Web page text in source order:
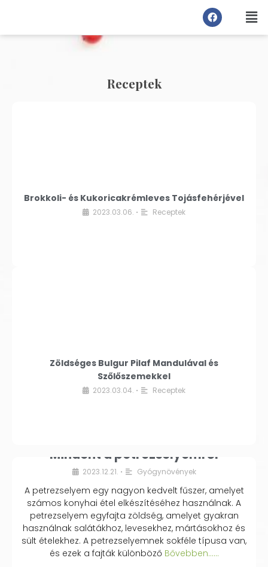
Receptek
Brokkoli- és Kukoricakrémleves Tojásfehérjével
2023.03.06. • Receptek
Zöldséges Bulgur Pilaf Mandulával és
Szőlőszemekkel
2023.03.04. • Receptek
Mindent a petrezselyemről
2023.12.21. • Gyógynövények
A petrezselyem egy nagyon kedvelt fűszer, amelyet
számos konyhai étel elkészítéséhez használnak. A
petrezselyem egyfajta zöldség, amelyet gyakran
használnak salátákhoz, levesekhez, mártásokhoz és
sült ételekhez. A petrezselyemnek sokféle típusa van,
és ezek a fajták különbözőBővebben...…